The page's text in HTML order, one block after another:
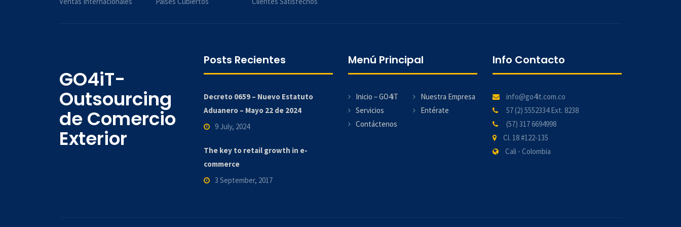
GO4iT-
Outsourcing
de Comercio
Exterior
Posts Recientes
Decreto 0659 – Nuevo Estatuto
Aduanero – Mayo 22 de 2024
9 July, 2024
The key to retail growth in e-
commerce
3 September, 2017
Menú Principal
Inicio – GO4iT
Nuestra Empresa
Servicios
Entérate
Contáctenos
Info Contacto
info@go4it.com.co
57 (2) 5552334 Ext. 8238
(57) 317 6694998
Cl. 18 #122-135
Cali - Colombia